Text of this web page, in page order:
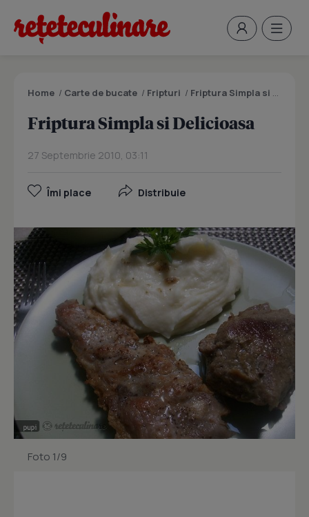
Home / Carte de bucate / Fripturi / Friptura Simpla si Delicioasa
Friptura Simpla si Delicioasa
27 Septembrie 2010, 03:11
Îmi place Distribuie
Foto 1/9